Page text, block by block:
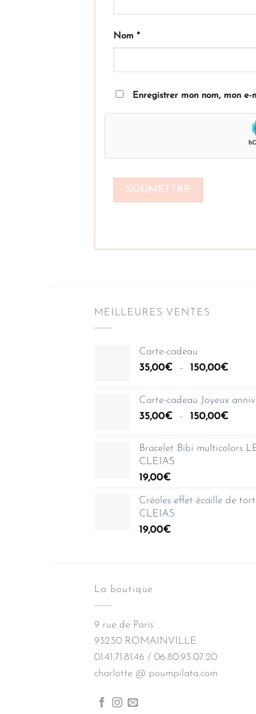
Nom *
Enregistrer mon nom, mon
MEILLEURES VENTES
Carte-cadeau
35,00€ – 150,00€Plage
à
Carte-cadeau Joyeux
35,00€ – 150,00€Plage
prix :
Bracelet Bibi multicolors
CLEIAS
19,00€
Créoles effet écaille de
CLEIAS
19,00€
La boutique
9 rue de Paris
93230 ROMAINVILLE
01.41.71.81.46 / 06.80.93.07.20
charlotte @ poumpilata.com